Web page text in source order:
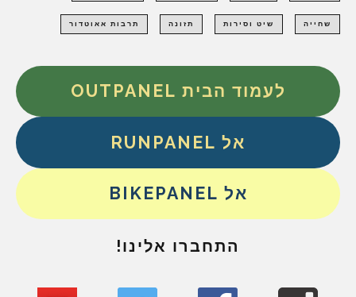
שחייה שיט וסירות תזונה תרבות אאוטדור
לעמוד הבית OUTPANEL
אל RUNPANEL
אל BIKEPANEL
התחברו אלינו!